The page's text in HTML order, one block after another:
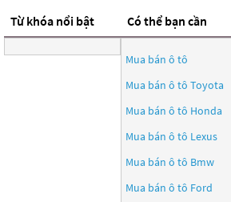
Từ khóa nổi bật Có thể bạn cần
Mua bán ô tô
Mua bán ô tô Toyota
Mua bán ô tô Honda
Mua bán ô tô Lexus
Mua bán ô tô Bmw
Mua bán ô tô Ford